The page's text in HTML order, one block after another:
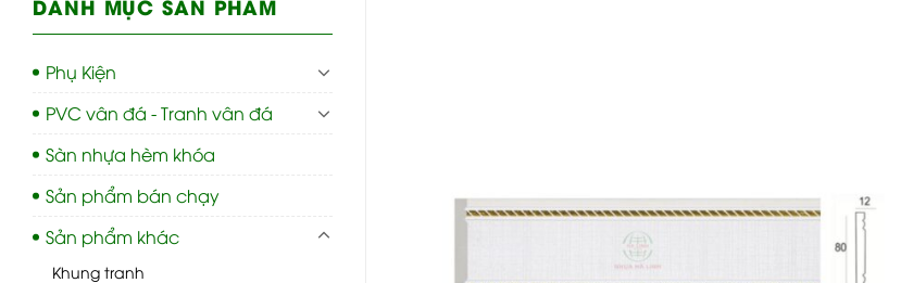
DANH MỤC SẢN PHẨM
Phụ Kiện
PVC vân đá - Tranh vân đá
Sàn nhựa hèm khóa
Sản phẩm bán chạy
Sản phẩm khác
Khung tranh